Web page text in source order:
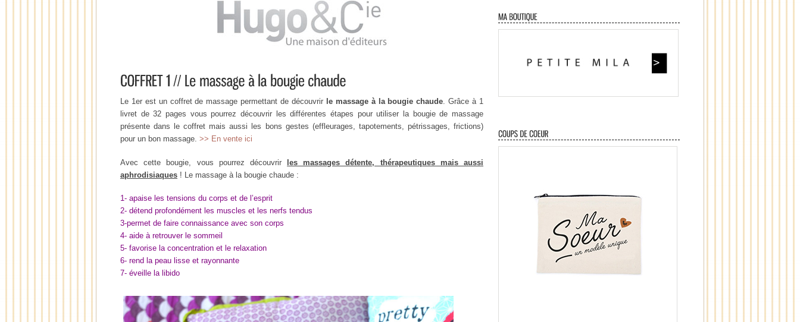
Le 1er est un coffret de massage permettant de découvrir le massage à la bougie chaude. Grâce à 1
livret de 32 pages vous pourrez découvrir les différentes étapes pour utiliser la bougie de massage
présente dans le coffret mais aussi les bons gestes (effleurages, tapotements, pétrissages, frictions)
pour un bon massage. >> En vente ici
Avec cette bougie, vous pourrez découvrir les massages détente, thérapeutiques mais aussi
aphrodisiaques ! Le massage à la bougie chaude :
1- apaise les tensions du corps et de l’esprit
2- détend profondément les muscles et les nerfs tendus
3-permet de faire connaissance avec son corps
4- aide à retrouver le sommeil
5- favorise la concentration et le relaxation
6- rend la peau lisse et rayonnante
7- éveille la libido